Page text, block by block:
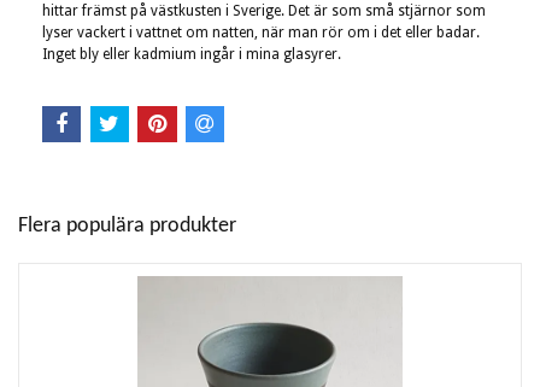
hittar främst på västkusten i Sverige. Det är som små stjärnor som
lyser vackert i vattnet om natten, när man rör om i det eller badar.
Inget bly eller kadmium ingår i mina glasyrer.
Flera populära produkter